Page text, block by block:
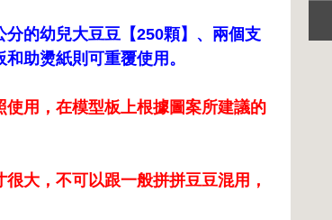
的幼兒大豆豆【250顆】、兩個支
助燙紙則可重覆使用。
用，在模型板上根據圖案所建議的
大，不可以跟一般拼拼豆豆混用，